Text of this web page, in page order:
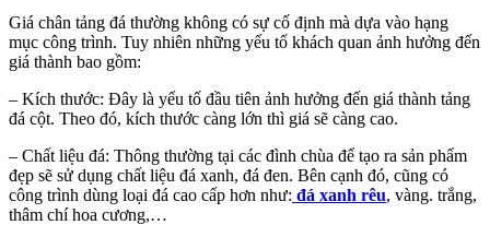
Giá chân tảng đá thường không có sự cố định mà dựa vào hạng
mục công trình. Tuy nhiên những yếu tố khách quan ảnh hưởng đến
giá thành bao gồm:
– Kích thước: Đây là yếu tố đầu tiên ảnh hưởng đến giá thành tảng
đá cột. Theo đó, kích thước càng lớn thì giá sẽ càng cao.
– Chất liệu đá: Thông thường tại các đình chùa để tạo ra sản phẩm
đẹp sẽ sử dụng chất liệu đá xanh, đá đen. Bên cạnh đó, cũng có
công trình dùng loại đá cao cấp hơn như: đá xanh rêu, vàng. trắng,
thâm chí hoa cương,…